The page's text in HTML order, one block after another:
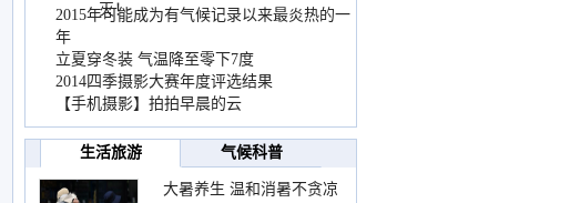
灭！
2015年可能成为有气候记录以来最炎热的一
年
立夏穿冬装 气温降至零下7度
2014四季摄影大赛年度评选结果
【手机摄影】拍拍早晨的云
生活旅游 气候科普
大暑养生 温和消暑不贪凉